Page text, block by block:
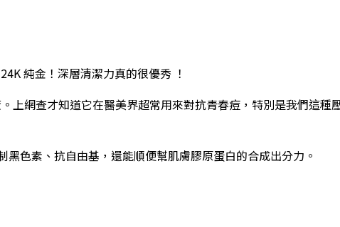
純金！深層清潔力真的很優秀 ！
上網查才知道它在醫美界超常用來對抗青春痘，特別是我們這種
色素、抗自由基，還能順便幫肌膚膠原蛋白的合成出分力。